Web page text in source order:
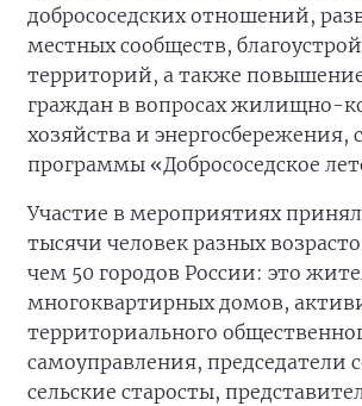
добрососедских отношений,
местных сообществ,
территорий, а также
граждан в вопросах жилищно-
хозяйства и энергосбережения,
программы «Добрососедское
Участие в мероприятиях
тысячи человек разных
чем 50 городов России: это
многоквартирных домов,
территориального
самоуправления, председатели
сельские старосты,